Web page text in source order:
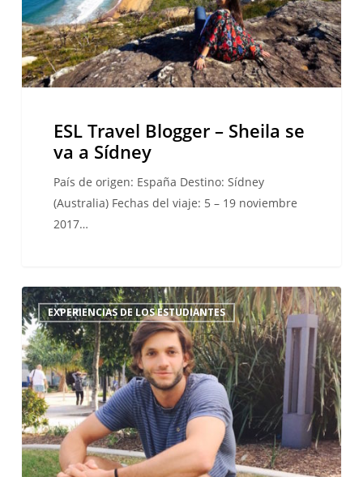
Sídney
ESL Travel Blogger – Sheila se
va a Sídney
País de origen: España Destino: Sídney
(Australia) Fechas del viaje: 5 – 19 noviembre
2017…
Noosa:
la
meca
del
surf
EXPERIENCIAS DE LOS ESTUDIANTES